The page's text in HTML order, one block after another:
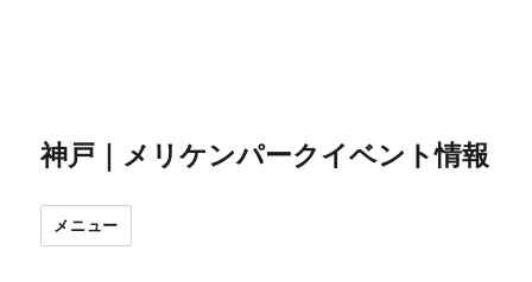
神戸｜メリケンパークイベント情報
メニュー